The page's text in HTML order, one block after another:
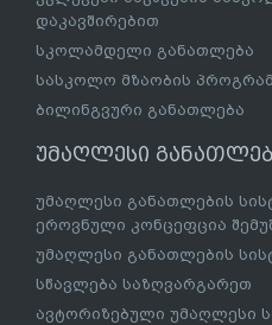
დაკავშირებით
სკოლამდელი განათლება
სასკოლო მზაობის
ბილინგვური განათლება
უმაღლესი
უმაღლესი განათლების
ეროვნული კონცეფცია
უმაღლესი განათლების
სწავლება საზღვარგარეთ
ავტორიზებული უმაღლესი